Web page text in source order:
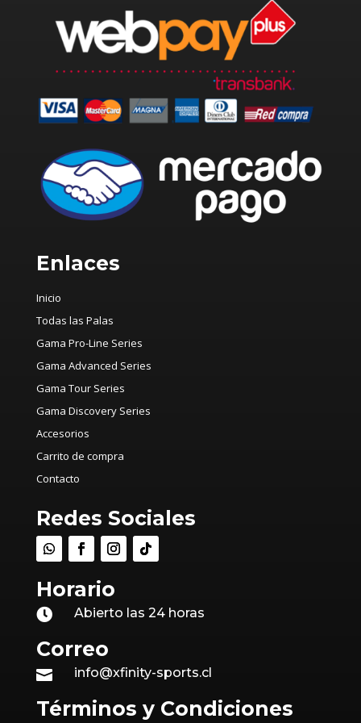
Enlaces
Inicio
Todas las Palas
Gama Pro-Line Series
Gama Advanced Series
Gama Tour Series
Gama Discovery Series
Accesorios
Carrito de compra
Contacto
Redes Sociales
Horario
 Abierto las 24 horas
Correo
 info@xfinity-sports.cl
Términos y Condiciones